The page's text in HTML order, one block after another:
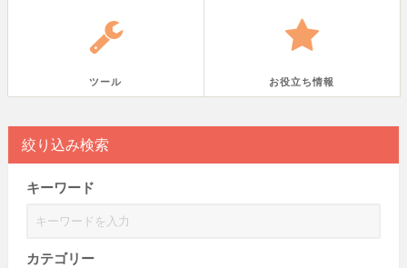
ツール お役立ち情報
絞り込み検索
キーワード
カテゴリー